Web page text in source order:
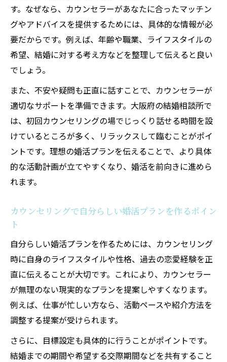
す。なぜなら、カウンセラーがあなたに合ったマッチン
グやアドバイスを提供するためには、具体的な情報が必
要だからです。例えば、年齢や職業、ライフスタイルの
希望、結婚に対する考え方などを整理して伝えると良い
でしょう。
また、不安や疑問も正直に話すことで、カウンセラーが
適切なサポートを準備できます。大阪府の結婚相談所で
は、初回カウンセリングの場でじっくり話せる時間を設
けているところが多く、リラックスして臨むことがポイ
ントです。理想の婚活プランを伝えることで、より具体
的な活動計画が立てやすくなり、婚活を前向きに進めら
れます。
カウンセリングで自分らしい婚活プランを作るポイン
ト
自分らしい婚活プランを作るためには、カウンセリング
時に自身のライフスタイルや性格、過去の恋愛経験を正
直に伝えることが大切です。これにより、カウンセラー
が無理のない現実的なプランを提案しやすくなります。
例えば、仕事が忙しい方なら、活動ペースや紹介方法を
調整する提案が受けられます。
さらに、目標設定も具体的に行うことがポイントです。
結婚までの期間や希望する交際期間などを共有すること